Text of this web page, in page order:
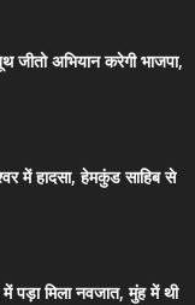
जीतो अभियान करेगी भाजपा,
में हादसा, हेमकुंड साहिब से
मिला नवजात, मुंह में थी